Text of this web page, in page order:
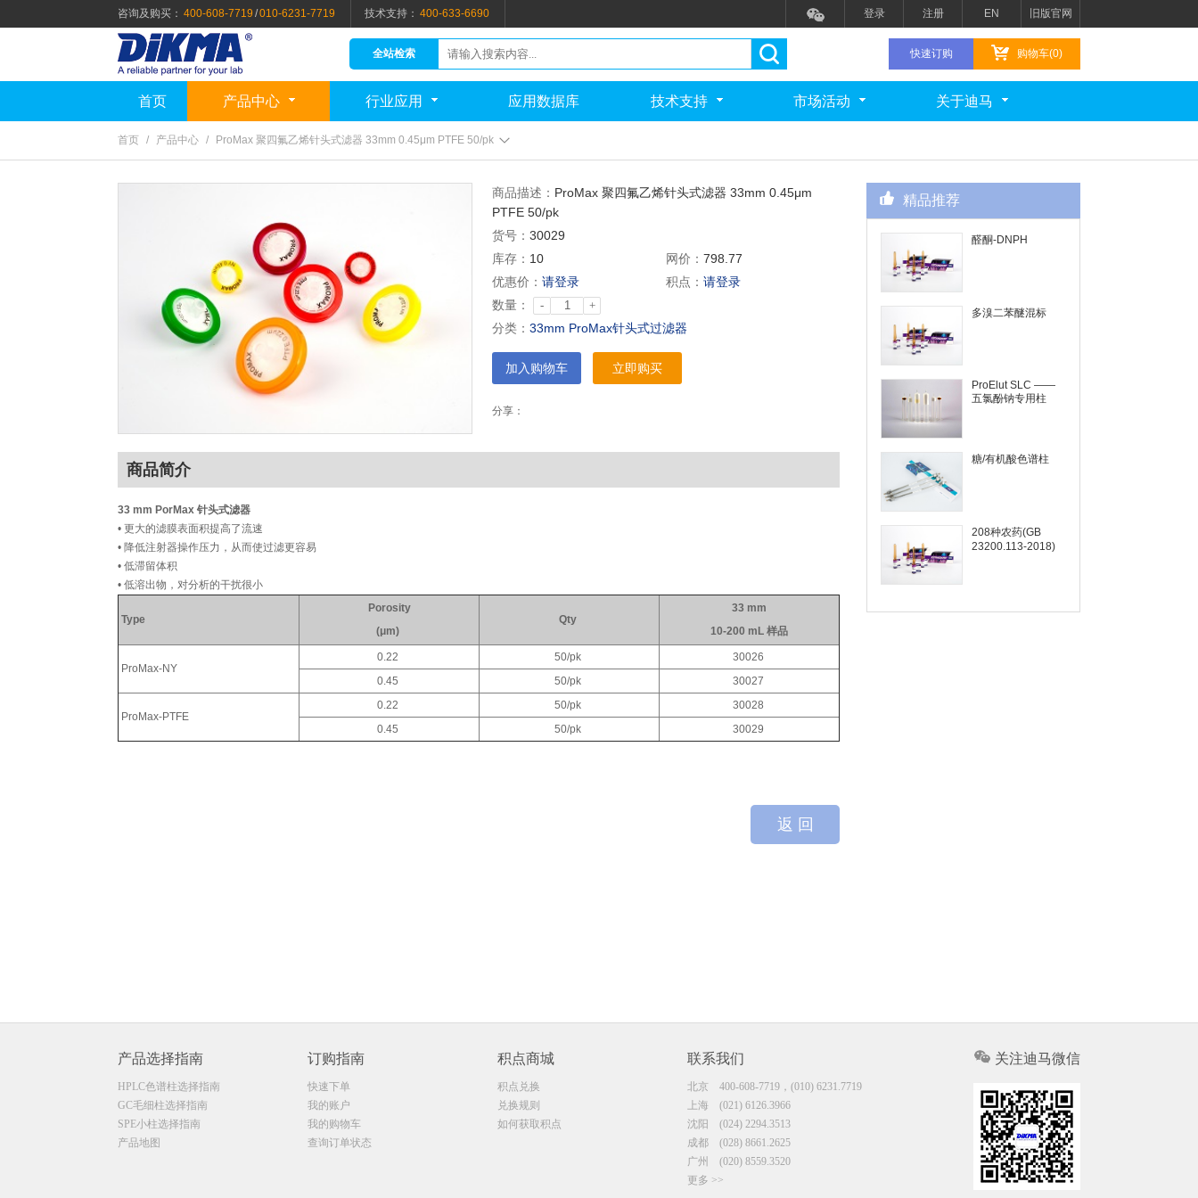
咨询及购买： 400-608-7719 /010-6231-7719 技术支持： 400-633-6690 旧版官网
EN
注册
登录
全站检索 快速订购 购物车(0)
首页 产品中心 行业应用 应用数据库 技术支持 市场活动 关于迪马
首页 / 产品中心 / ProMax 聚四氟乙烯针头式滤器 33mm 0.45μm PTFE 50/pk
商品描述： ProMax 聚四氟乙烯针头式滤器 33mm 0.45μm
PTFE 50/pk
货号： 30029
库存： 10 网价： 798.77
优惠价： 请登录 积点： 请登录
数量：
- +
分类： 33mm ProMax针头式过滤器
加入购物车 立即购买
分享：
商品简介
33 mm PorMax 针头式滤器
• 更大的滤膜表面积提高了流速
• 降低注射器操作压力，从而使过滤更容易
• 低滞留体积
• 低溶出物，对分析的干扰很小
Type
Porosity
(μm)
Qty
33 mm
10-200 mL 样品
ProMax-NY
0.22 50/pk
30026
0.45
50/pk 30027
ProMax-PTFE
0.22 50/pk
30028
0.45
50/pk 30029
返 回
精品推荐
醛酮-DNPH
多溴二苯醚混标
ProElut SLC ——
五氯酚钠专用柱
糖/有机酸色谱柱
208种农药(GB
23200.113-2018)
产品选择指南
HPLC色谱柱选择指南
GC毛细柱选择指南
SPE小柱选择指南
产品地图
订购指南
快速下单
我的账户
我的购物车
查询订单状态
积点商城
积点兑换
兑换规则
如何获取积点
联系我们
北京 400-608-7719，(010) 6231.7719
上海 (021) 6126.3966
沈阳 (024) 2294.3513
成都 (028) 8661.2625
广州 (020) 8559.3520
更多 >>
关注迪马微信